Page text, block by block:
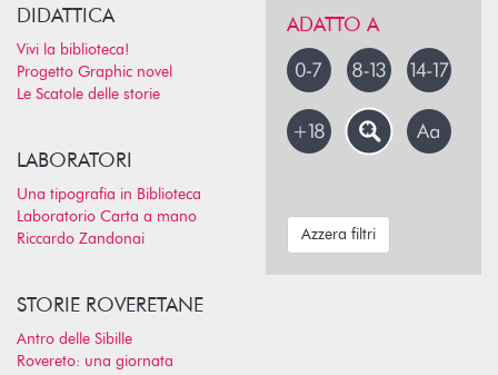
DIDATTICA
Vivi la biblioteca!
Progetto Graphic novel
Le Scatole delle storie
LABORATORI
Una tipografia in Biblioteca
Laboratorio Carta a mano
Riccardo Zandonai
STORIE ROVERETANE
Antro delle Sibille
Rovereto: una giornata
ADATTO A
Azzera filtri